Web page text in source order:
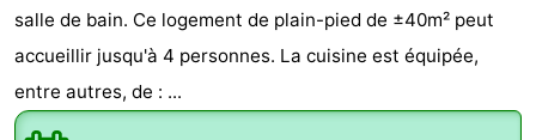
salle de bain. Ce logement de plain-pied de ±40m² peut
accueillir jusqu'à 4 personnes. La cuisine est équipée,
entre autres, de : ...